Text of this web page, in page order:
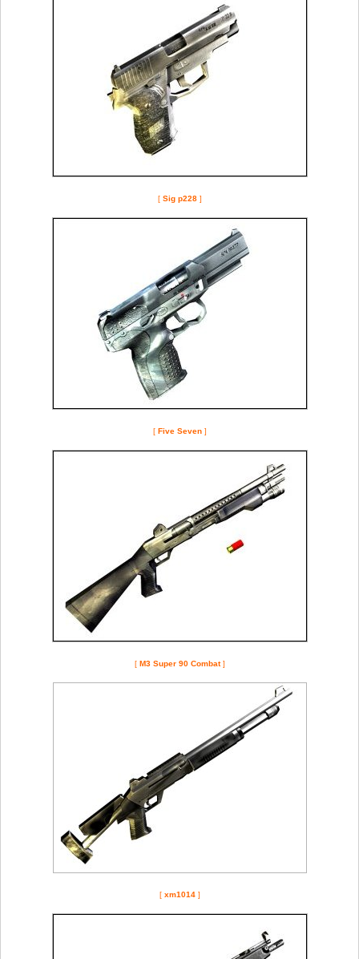
[ Sig p228 ]
[ Five Seven ]
[ M3 Super 90 Combat]
[ xm1014 ]